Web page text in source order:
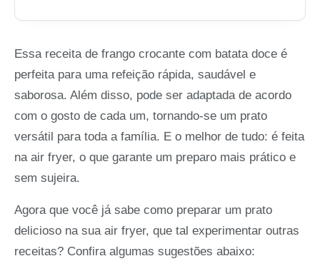
Essa receita de frango crocante com batata doce é
perfeita para uma refeição rápida, saudável e
saborosa. Além disso, pode ser adaptada de acordo
com o gosto de cada um, tornando-se um prato
versátil para toda a família. E o melhor de tudo: é feita
na air fryer, o que garante um preparo mais prático e
sem sujeira.
Agora que você já sabe como preparar um prato
delicioso na sua air fryer, que tal experimentar outras
receitas? Confira algumas sugestões abaixo: